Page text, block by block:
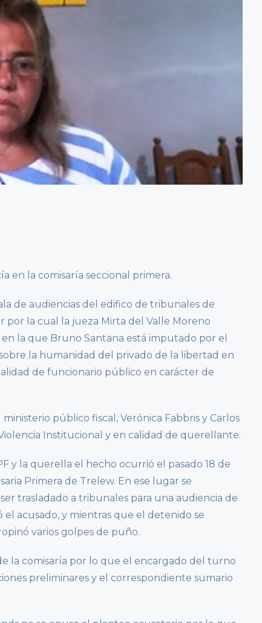
en la comisaría seccional primera.
de audiencias del edifico de tribunales de
por la cual la jueza Mirta del Valle Moreno
la que Bruno Santana está imputado por el
la humanidad del privado de la libertad en
de funcionario público en carácter de
público fiscal, Verónica Fabbris y Carlos
Institucional y en calidad de querellante.
y la querella el hecho ocurrió el pasado 18 de
Primera de Trelew. En ese lugar se
trasladado a tribunales para una audiencia de
acusado, y mientras que el detenido se
varios golpes de puño.
la comisaría por lo que el encargado del turno
preliminares y el correspondiente sumario